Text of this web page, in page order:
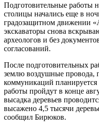
Подготовительные работы
столицы начались еще в
градозащитном движении
экскаваторы снова
археологов и без
согласований.
После подготовительных
землю воздушные провода,
коммуникаций
работы пройдут в конце
высадка деревьев
высажено 4,5 тысячи
сообщил Бирюков.